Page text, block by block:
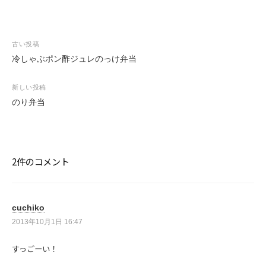
投
稿
ビ
ゲ
ン
古い投稿
冷しゃぶポン酢ジュレのっけ弁当
新しい投稿
のり弁当
2件のコメント
cuchiko
2013年10月1日 16:47
すっごーい！